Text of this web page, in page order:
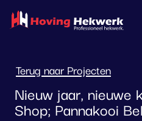
overslaan
Terug naar Projecten
Nieuw jaar, nieuwe
Shop; Pannakooi